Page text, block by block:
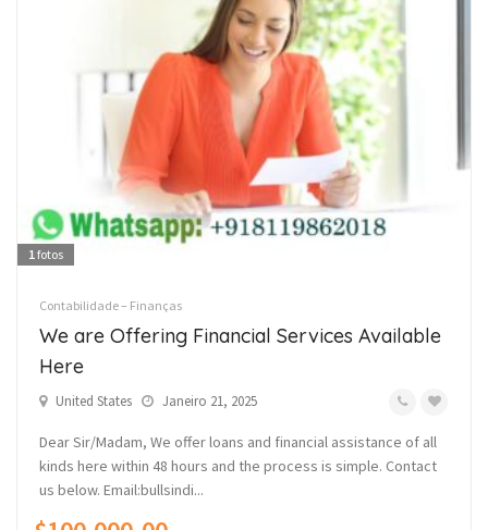
1fotos
Contabilidade – Finanças
We are Offering Financial Services Available
Here
United States Janeiro 21, 2025
Dear Sir/Madam, We offer loans and financial assistance of all
kinds here within 48 hours and the process is simple. Contact
us below. Email:bullsindi...